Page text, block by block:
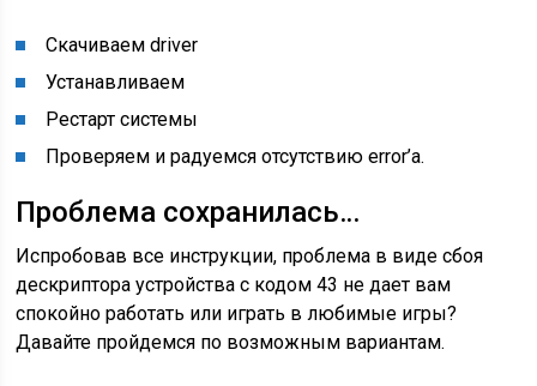
Скачиваем driver
Устанавливаем
Рестарт системы
Проверяем и радуемся отсутствию error’a.
Проблема сохранилась…
Испробовав все инструкции, проблема в виде сбоя
дескриптора устройства с кодом 43 не дает вам
спокойно работать или играть в любимые игры?
Давайте пройдемся по возможным вариантам.